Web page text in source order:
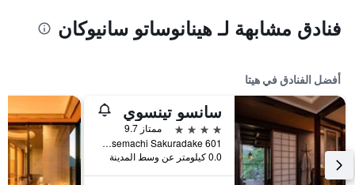
فنادق مشابهة لـ هينانوساتو سانيوكان
أفضل الفنادق في هيتا
سانسو تينسوي
4 نجوم
ممتاز 9.7
601 Amagasemachi Sakuradake, هيتا, اليابان
0.0 كيلومتر عن وسط المدينة